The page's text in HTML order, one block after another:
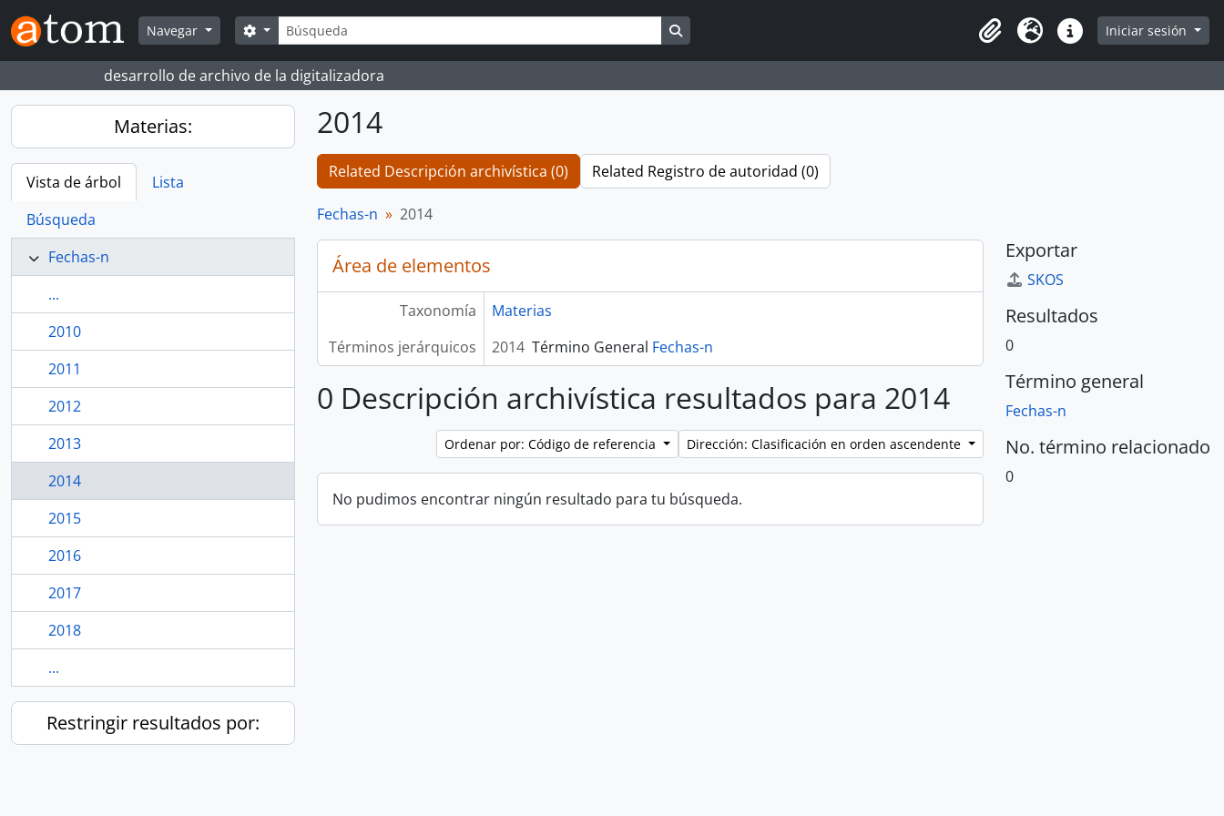
Skip to main content
Navegar
Búsqueda
Search options
Portapapeles
Idioma Enlaces rápidos
Iniciar sesión
desarrollo de archivo de la digitalizadora
Materias:
Vista de árbol
Lista
Búsqueda
Fechas-n
...
2010
2011
2012
2013
2014
2015
2016
2017
2018
...
Restringir resultados por:
2014
Related Descripción archivística (0) Related Registro de autoridad (0)
Fechas-n 2014
Área de elementos
Taxonomía
Materias
Términos jerárquicos
2014 Término General Fechas-n
0 Descripción archivística resultados para 2014
Ordenar por: Código de referencia Dirección: Clasificación en orden ascendente
No pudimos encontrar ningún resultado para tu búsqueda.
Exportar
SKOS
Resultados
0
Término general
Fechas-n
No. término relacionado
0